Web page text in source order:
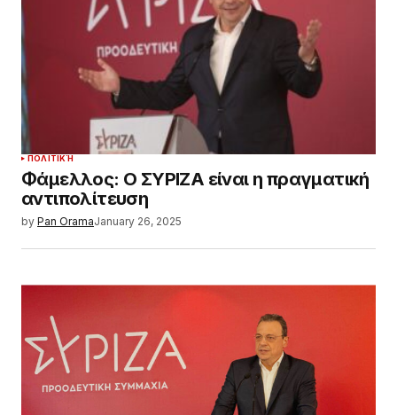
ΠΟΛΙΤΙΚΉ
Φάμελλος: Ο ΣΥΡΙΖΑ είναι η πραγματική
αντιπολίτευση
by Pan OramaJanuary 26, 2025